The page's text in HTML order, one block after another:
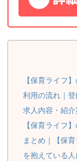
【保育ライフ
利用の流れ｜
求人内容・紹
【保育ライフ
まとめ｜【保
を抱えている